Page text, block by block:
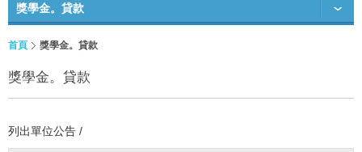
獎學金。貸款
首頁 獎學金。貸款
獎學金。貸款
列出單位公告 /